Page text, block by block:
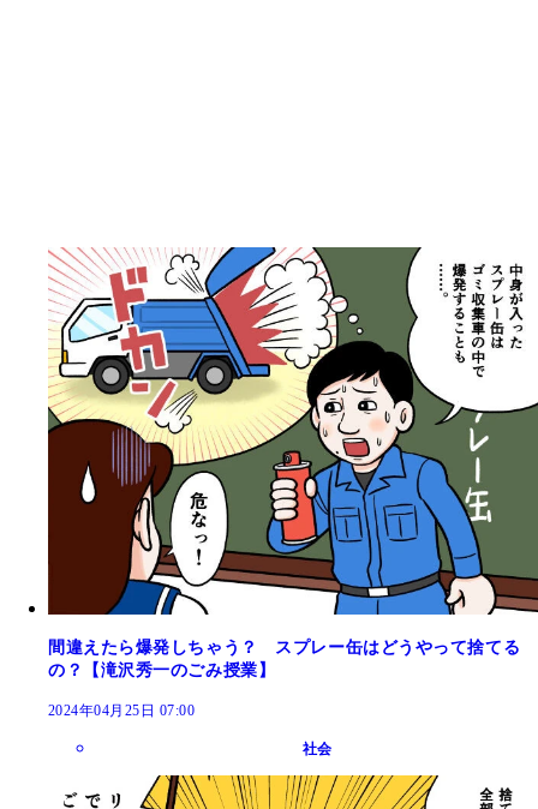
間違えたら爆発しちゃう？ スプレー缶はどうやって捨てる
の？【滝沢秀一のごみ授業】
2024年04月25日 07:00
社会